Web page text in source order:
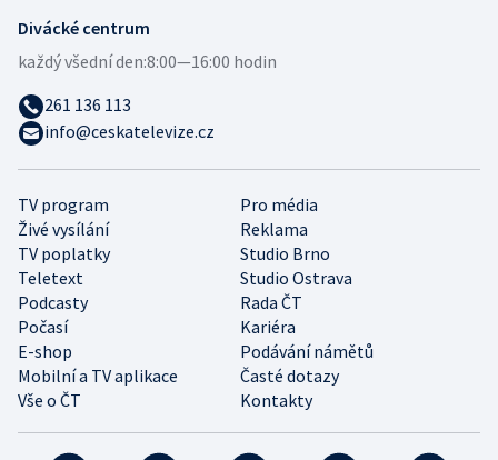
TV program
Pro média
Živé vysílání
Reklama
TV poplatky
Studio Brno
Teletext
Studio Ostrava
Podcasty
Rada ČT
Počasí
Kariéra
E-shop
Podávání námětů
Mobilní a TV aplikace
Časté dotazy
Vše o ČT
Kontakty
Divácké centrum
každý všední den:8:00—16:00 hodin
261 136 113
info@ceskatelevize.cz